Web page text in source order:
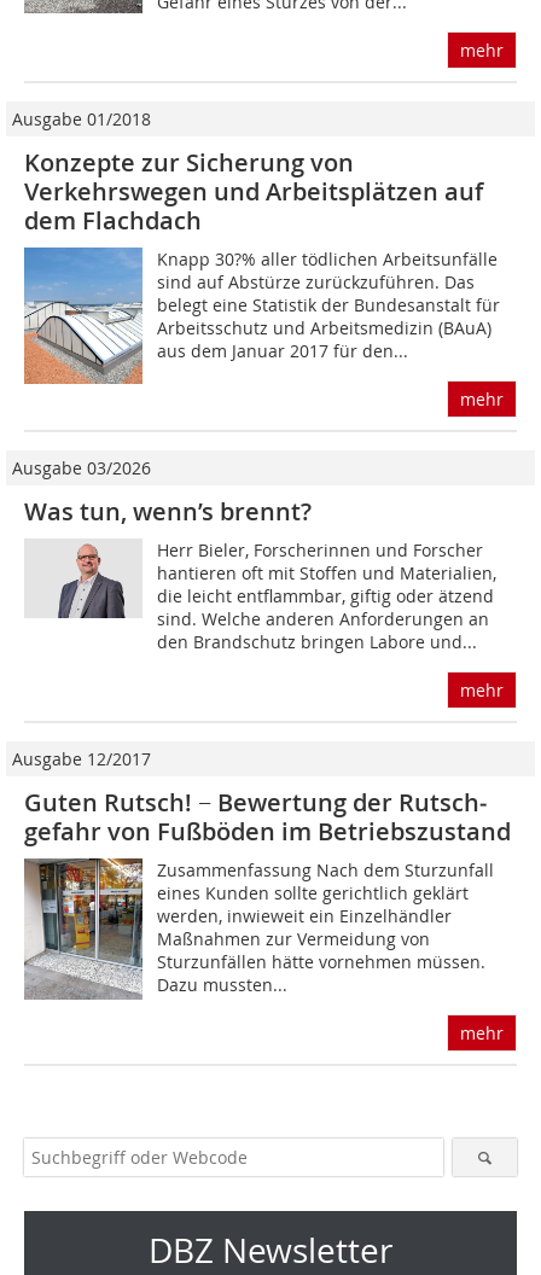
mehr
Ausgabe 01/2018
Konzepte zur Sicherung von
Verkehrswegen und Arbeitsplätzen auf
dem Flachdach
Knapp 30?% aller tödlichen Arbeitsunfälle
sind auf Abstürze zurückzuführen. Das
belegt eine Statistik der Bundesanstalt für
Arbeitsschutz und Arbeitsmedizin (BAuA)
aus dem Januar 2017 für den...
mehr
Ausgabe 03/2026
Was tun, wenn’s brennt?
Herr Bieler, Forscherinnen und Forscher
hantieren oft mit Stoffen und Materialien,
die leicht entflammbar, giftig oder ätzend
sind. Welche anderen Anforderungen an
den Brandschutz bringen Labore und...
mehr
Ausgabe 12/2017
Guten Rutsch! − Bewertung der Rutsch­
gefahr von Fußböden im Betriebszustand
Zusammenfassung Nach dem Sturzunfall
eines Kunden sollte gerichtlich geklärt
werden, inwieweit ein Einzelhändler
Maßnahmen zur Vermeidung von
Sturzunfällen hätte vornehmen müssen.
Dazu mussten...
mehr
DBZ Newsletter